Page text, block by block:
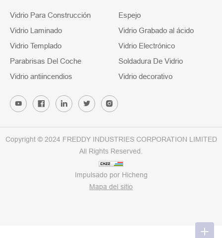
Vidrio Para Construcción
Espejo
Vidrio Laminado
Vidrio Grabado al ácido
Vidrio Templado
Vidrio Electrónico
Parabrisas Del Coche
Soldadura De Vidrio
Vidrio antiincendios
Vidrio decorativo
Copyright © 2024 FREDDY INDUSTRIES CORPORATION LIMITED
All Rights Reserved.
Impulsado por Hicheng
Mapa del sitio